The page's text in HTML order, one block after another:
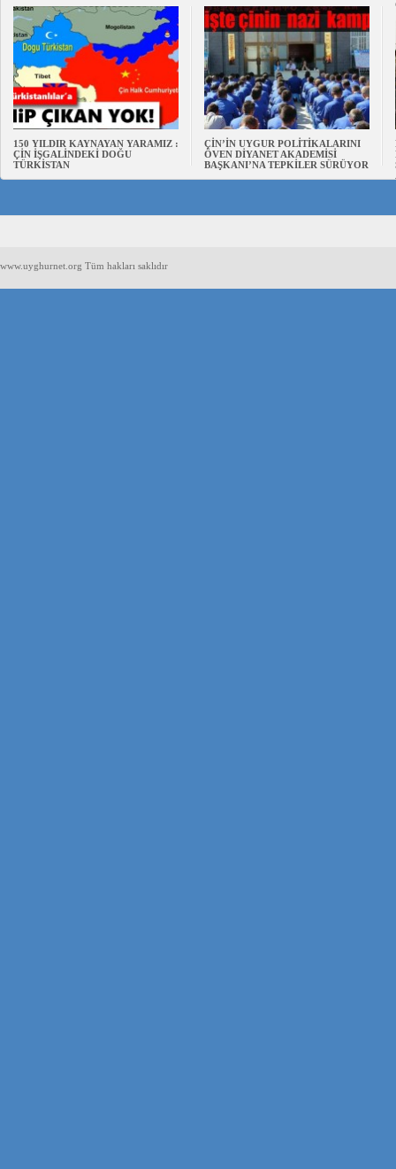
150 YILDIR KAYNAYAN YARAMIZ :
ÇİN İŞGALİNDEKİ DOĞU
TÜRKİSTAN
ÇİN’İN UYGUR POLİTİKALARINI
ÖVEN DİYANET AKADEMİSİ
BAŞKANI’NA TEPKİLER SÜRÜYOR
www.uyghurnet.org Tüm hakları saklıdır